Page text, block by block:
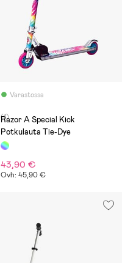
Varastossa
(1)
Razor A Special Kick
Potkulauta Tie-Dye
43,90 €
Ovh: 45,90 €